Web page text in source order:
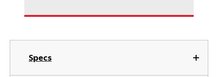
Specs